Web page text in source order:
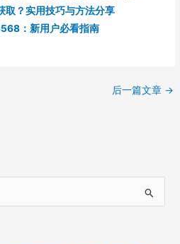
取？实用技巧与方法分享
：新用户必看指南
后一篇文章 →